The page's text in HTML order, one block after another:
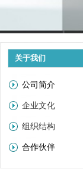
关于我们
公司简介
企业文化
组织结构
合作伙伴